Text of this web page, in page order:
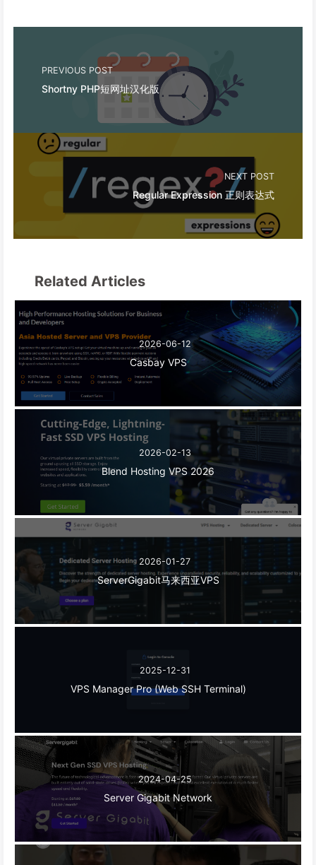
PREVIOUS POST
Shortny PHP短网址汉化版
NEXT POST
Regular Expression 正则表达式
Related Articles
2026-06-12
Casbay VPS
2026-02-13
Blend Hosting VPS 2026
2026-01-27
ServerGigabit马来西亚VPS
2025-12-31
VPS Manager Pro (Web SSH Terminal)
2024-04-25
Server Gigabit Network